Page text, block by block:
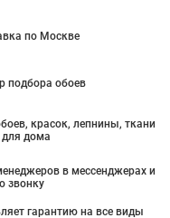
по Москве
подбора обоев
красок, лепнины, ткани
для дома
в мессенджерах и
звонку
гарантию на все виды